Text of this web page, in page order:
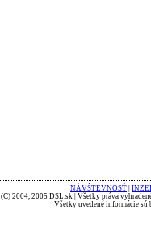
NÁVŠTEVNOSŤ
(C) 2004, 2005 DSL.sk | Všetky práva
Všetky uvedené informácie sú